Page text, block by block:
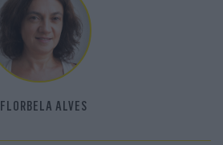
FLORBELA ALVES